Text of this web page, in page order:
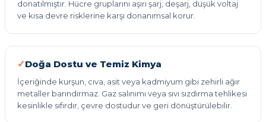
donatılmıştır. Hücre gruplarını aşırı şarj, deşarj, düşük voltaj
ve kısa devre risklerine karşı donanımsal korur.
Doğa Dostu ve Temiz Kimya
İçeriğinde kurşun, cıva, asit veya kadmiyum gibi zehirli ağır
metaller barındırmaz. Gaz salınımı veya sıvı sızdırma tehlikesi
kesinlikle sıfırdır, çevre dostudur ve geri dönüştürülebilir.